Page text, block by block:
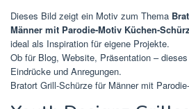
Dieses Bild zeigt ein Motiv zum Thema
Männer mit Parodie-Motiv Küchen-
ideal als Inspiration für eigene Projekte.
Ob für Blog, Website, Präsentation –
Eindrücke und Anregungen.
Bratort Grill-Schürze für Männer mit